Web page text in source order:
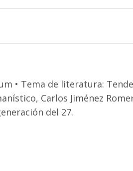
• Tema de literatura:
Carlos Jiménez
del 27.